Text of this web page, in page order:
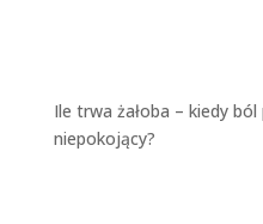
Ile trwa żałoba – kiedy
niepokojący?